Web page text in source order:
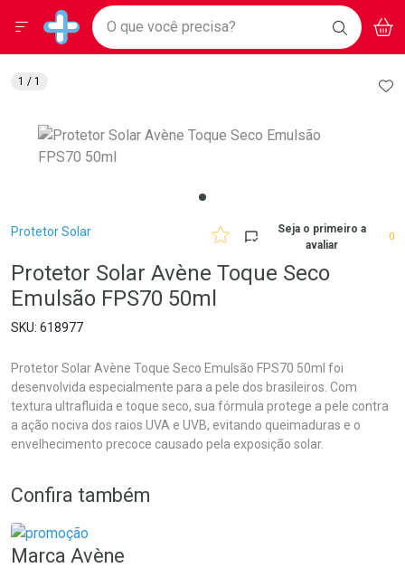
Drogarias Pacheco
Baixe nosso APP e aproveite Ofertas Exclusivas!
BAIXE
O APP
Ir direto para a home
pela página
Ir direto para o conteúdo
Ir direto para a busca
Ir direto para a conta
Ir direto para a notificações
Ir direto para o carrinho
Ir direto para o menu
Faça a sua busca
O que você precisa? BUSCAR
Menu
Breadcrumb
Protetor Solar
Seja o primeiro a
avaliar
0
Protetor Solar Avène Toque Seco
Emulsão FPS70 50ml
618977
Protetor Solar Avène Toque Seco Emulsão FPS70 50ml foi
desenvolvida especialmente para a pele dos brasileiros. Com
textura ultrafluida e toque seco, sua fórmula protege a pele contra
a ação nociva dos raios UVA e UVB, evitando queimaduras e o
envelhecimento precoce causado pela exposição solar.
1 / 1
Confira também
Marca Avène